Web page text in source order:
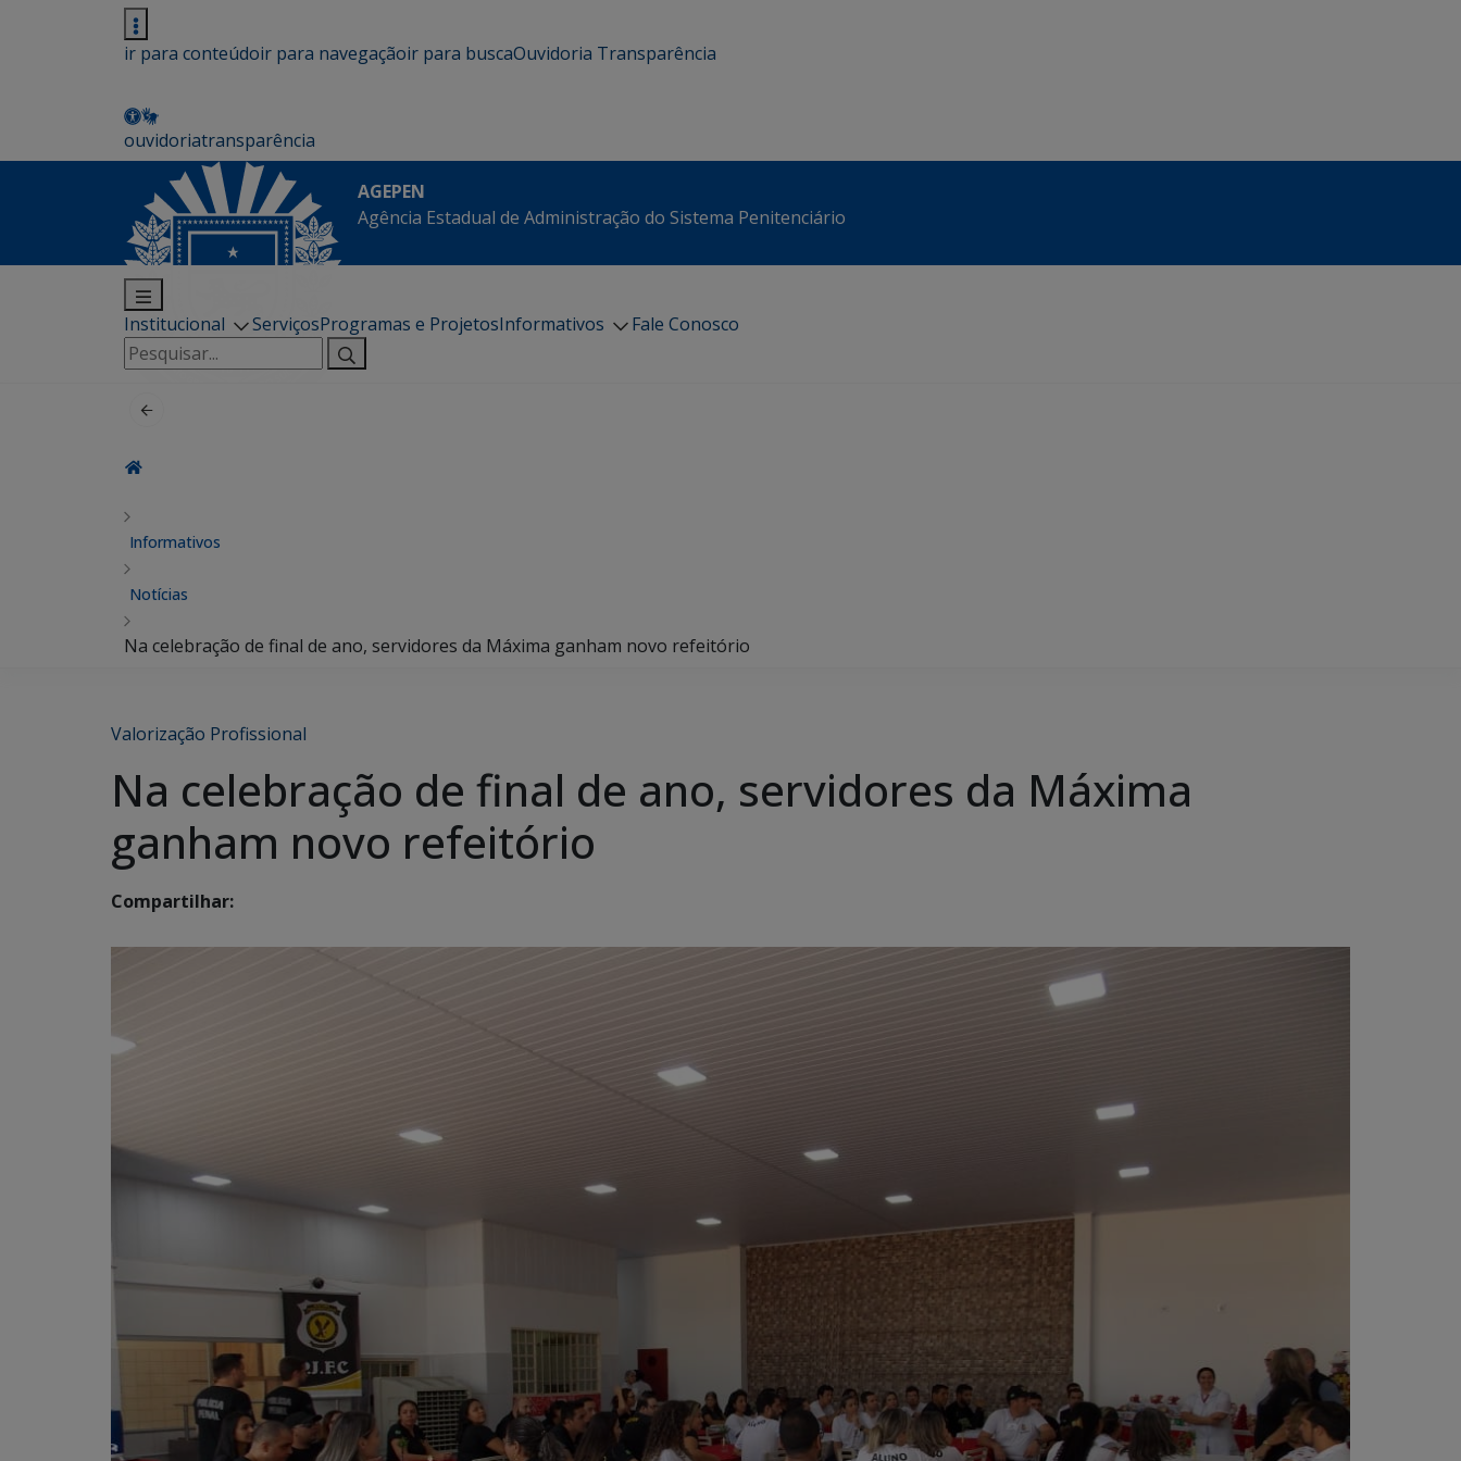
ir para conteúdoir para navegaçãoir para buscaOuvidoria Transparência
ouvidoriatransparência
AGEPEN
Agência Estadual de Administração do Sistema Penitenciário
Institucional ServiçosProgramas e ProjetosInformativos
Fale Conosco
Pesquisar
por:
Informativos
Notícias
Na celebração de final de ano, servidores da Máxima ganham novo refeitório
Valorização Profissional
Na celebração de final de ano, servidores da Máxima
ganham novo refeitório
Compartilhar: